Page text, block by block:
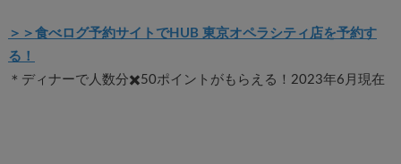
＞＞ 食べログ予約サイトでHUB 東京オペラシティ店を予約す
る！
＊ディナーで人数分✖️50ポイントがもらえる！2023年6月現在